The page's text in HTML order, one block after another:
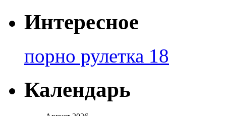
Интересное
порно рулетка 18
Календарь